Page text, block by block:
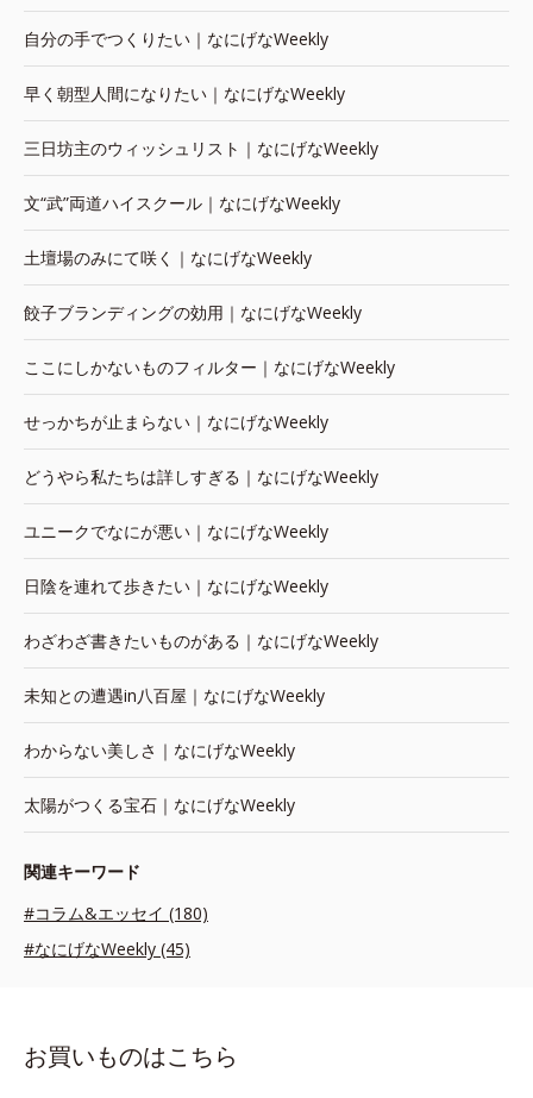
自分の手でつくりたい｜なにげなWeekly
早く朝型人間になりたい｜なにげなWeekly
三日坊主のウィッシュリスト｜なにげなWeekly
文“武”両道ハイスクール｜なにげなWeekly
土壇場のみにて咲く｜なにげなWeekly
餃子ブランディングの効用｜なにげなWeekly
ここにしかないものフィルター｜なにげなWeekly
せっかちが止まらない｜なにげなWeekly
どうやら私たちは詳しすぎる｜なにげなWeekly
ユニークでなにが悪い｜なにげなWeekly
日陰を連れて歩きたい｜なにげなWeekly
わざわざ書きたいものがある｜なにげなWeekly
未知との遭遇in八百屋｜なにげなWeekly
わからない美しさ｜なにげなWeekly
太陽がつくる宝石｜なにげなWeekly
関連キーワード
#コラム&エッセイ (180)
#なにげなWeekly (45)
お買いものはこちら